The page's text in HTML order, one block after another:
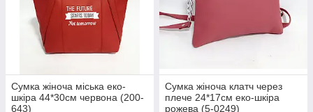
Сумка жіноча міська еко-
шкіра 44*30см червона (200-
643)
Сумка жіноча клатч через
плече 24*17см еко-шкіра
рожева (5-0249)